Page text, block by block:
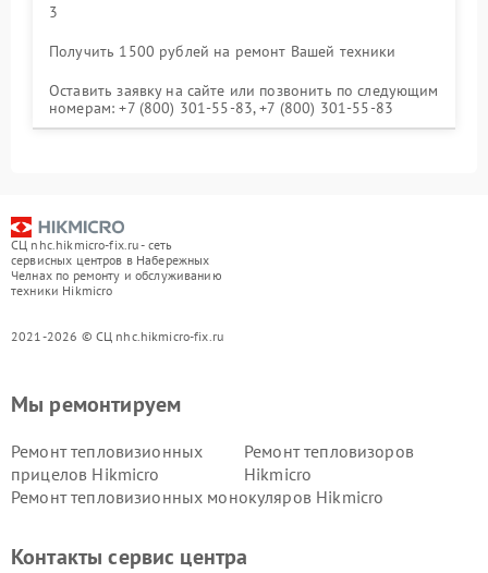
3
Получить 1500 рублей на ремонт Вашей техники
Оставить заявку на сайте или позвонить по следующим
номерам: +7 (800) 301-55-83, +7 (800) 301-55-83
СЦ nhc.hikmicro-fix.ru - сеть
сервисных центров в Набережных
Челнах по ремонту и обслуживанию
техники Hikmicro
2021-2026 © СЦ nhc.hikmicro-fix.ru
Мы ремонтируем
Ремонт тепловизионных
прицелов Hikmicro
Ремонт тепловизоров
Hikmicro
Ремонт тепловизионных монокуляров Hikmicro
Контакты сервис центра